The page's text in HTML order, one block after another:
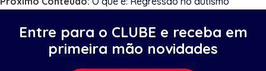
Entre para o CLUBE e receba em
primeira mão novidades